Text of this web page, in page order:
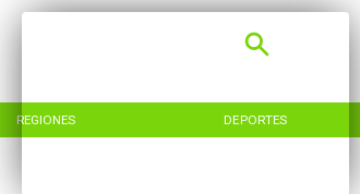
REGIONES DEPORTES